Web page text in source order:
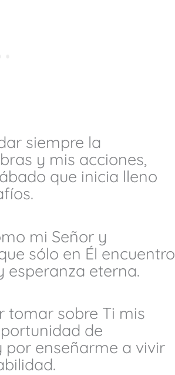
siempre la
y mis acciones,
que inicia lleno
mi Señor y
sólo en Él encuentro
esperanza eterna.
tomar sobre Ti mis
de
por enseñarme a vivir